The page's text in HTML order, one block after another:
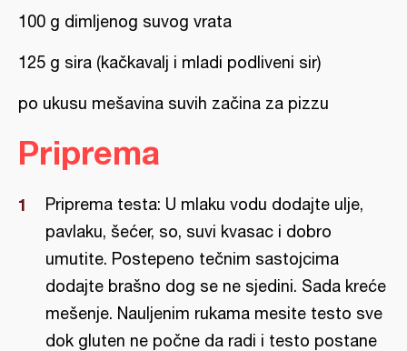
100 g dimljenog suvog vrata
125 g sira (kačkavalj i mladi podliveni sir)
po ukusu mešavina suvih začina za pizzu
Priprema
Priprema testa: U mlaku vodu dodajte ulje,
pavlaku, šećer, so, suvi kvasac i dobro
umutite. Postepeno tečnim sastojcima
dodajte brašno dog se ne sjedini. Sada kreće
mešenje. Nauljenim rukama mesite testo sve
dok gluten ne počne da radi i testo postane